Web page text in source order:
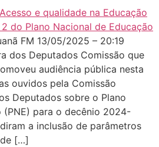
FM 13/05/2025 – 20:19
dos Deputados Comissão que
audiência pública nesta
ouvidos pela Comissão
Deputados sobre o Plano
(PNE) para o decênio 2024-
a inclusão de parâmetros
[…]